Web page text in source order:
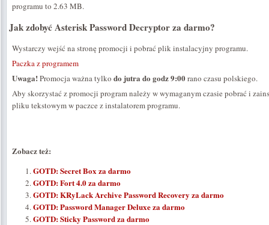
programu to 2.63 MB.
Jak zdobyć Asterisk Password Decryptor za darmo?
Wystarczy wejść na stronę promocji i pobrać plik instalacyjny programu.
Paczka z programem
Uwaga!Promocja ważna tylko do jutra do godz 9:00rano czasu polskiego.
Aby skorzystać z promocji program należy w wymaganym czasie pobrać i
pliku tekstowym w paczce z instalatorem programu.
Zobacz też:
GOTD: Secret Box za darmo
GOTD: Fort 4.0 za darmo
GOTD: KRyLack Archive Password Recovery za darmo
GOTD: Password Manager Deluxe za darmo
GOTD: Sticky Password za darmo